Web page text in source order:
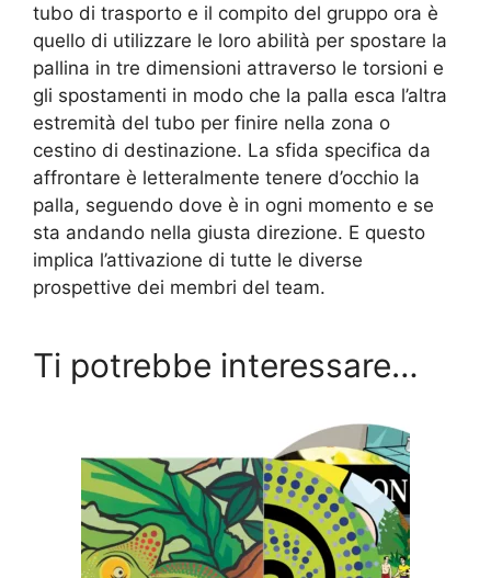
tubo di trasporto e il compito del gruppo ora è
quello di utilizzare le loro abilità per spostare la
pallina in tre dimensioni attraverso le torsioni e
gli spostamenti in modo che la palla esca l’altra
estremità del tubo per finire nella zona o
cestino di destinazione. La sfida specifica da
affrontare è letteralmente tenere d’occhio la
palla, seguendo dove è in ogni momento e se
sta andando nella giusta direzione. E questo
implica l’attivazione di tutte le diverse
prospettive dei membri del team.
Ti potrebbe interessare…